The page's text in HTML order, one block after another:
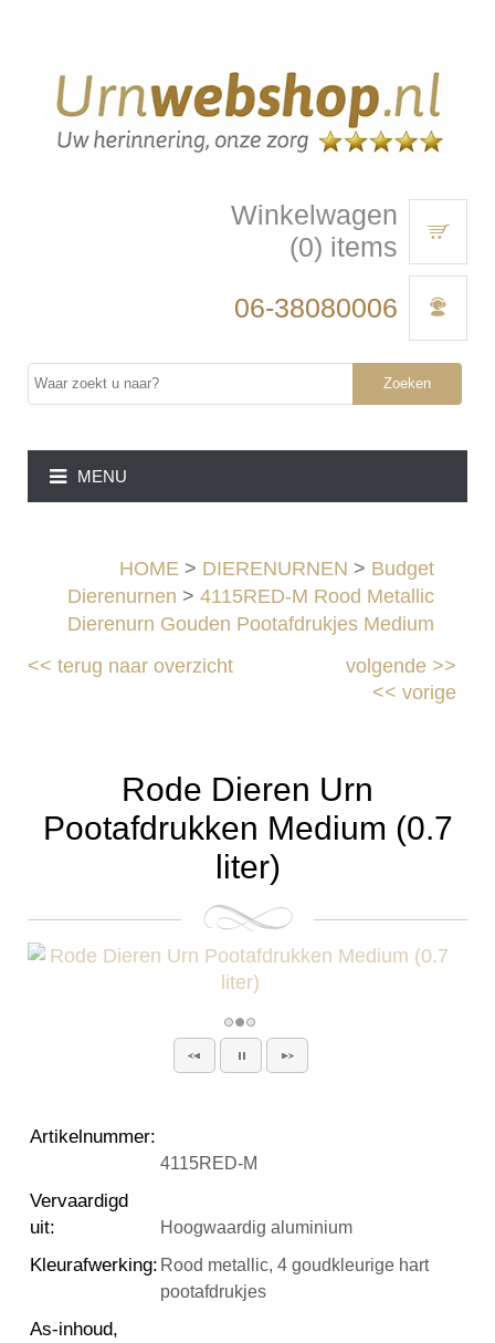
Winkelwagen
(0) items
06-38080006
Zoeken
MENU
HOME > DIERENURNEN > Budget
Dierenurnen > 4115RED-M Rood Metallic
Dierenurn Gouden Pootafdrukjes Medium
<<terug naar overzicht volgende>>
<< vorige
Rode Dieren Urn
Pootafdrukken Medium (0.7
liter)
Artikelnummer:
4115RED-M
Vervaardigd
uit: Hoogwaardig aluminium
Kleurafwerking: Rood metallic, 4 goudkleurige hart
pootafdrukjes
As-inhoud,